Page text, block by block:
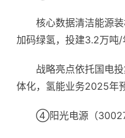
核心数据清洁能源
加码绿氢，投建3.2万吨/
战略亮点依托国电
体化，氢能业务2025年
④阳光电源（